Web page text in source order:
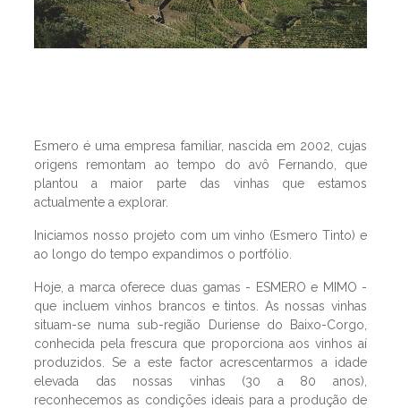
Esmero é uma empresa familiar, nascida em 2002, cujas
origens remontam ao tempo do avô Fernando, que
plantou a maior parte das vinhas que estamos
actualmente a explorar.
Iniciamos nosso projeto com um vinho (Esmero Tinto) e
ao longo do tempo expandimos o portfólio.
Hoje, a marca oferece duas gamas - ESMERO e MIMO -
que incluem vinhos brancos e tintos. As nossas vinhas
situam-se numa sub-região Duriense do Baixo-Corgo,
conhecida pela frescura que proporciona aos vinhos aí
produzidos. Se a este factor acrescentarmos a idade
elevada das nossas vinhas (30 a 80 anos),
reconhecemos as condições ideais para a produção de